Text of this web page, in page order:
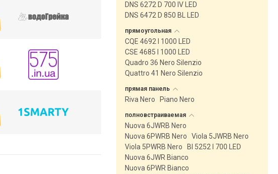
DNS 6272 D 700 IV LED
DNS 6472 D 850 BL LED
прямоугольная
CQE 4692 I 1000 LED
CSE 4685 I 1000 LED
Quadro 36 Nero Silenzio
Quattro 41 Nero Silenzio
прямая панель
Riva Nero Piano Nero
полновстраиваемая
Nuova 6JWRB Nero
Nuova 6PWRB Nero
Viola 5JWRB Nero
Viola 5PWRB Nero
BI 5252 I 700 LED
Nuova 6JWR Bianco
Nuova 6PWR Bianco